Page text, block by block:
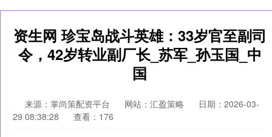
资生网 珍宝岛战斗英雄：33岁官至副司
令，42岁转业副厂长_苏军_孙玉国_中
国
来源：掌尚策配资平台 网站：汇盈策略
日期：2026-03-
29 08:38:28
查看：176